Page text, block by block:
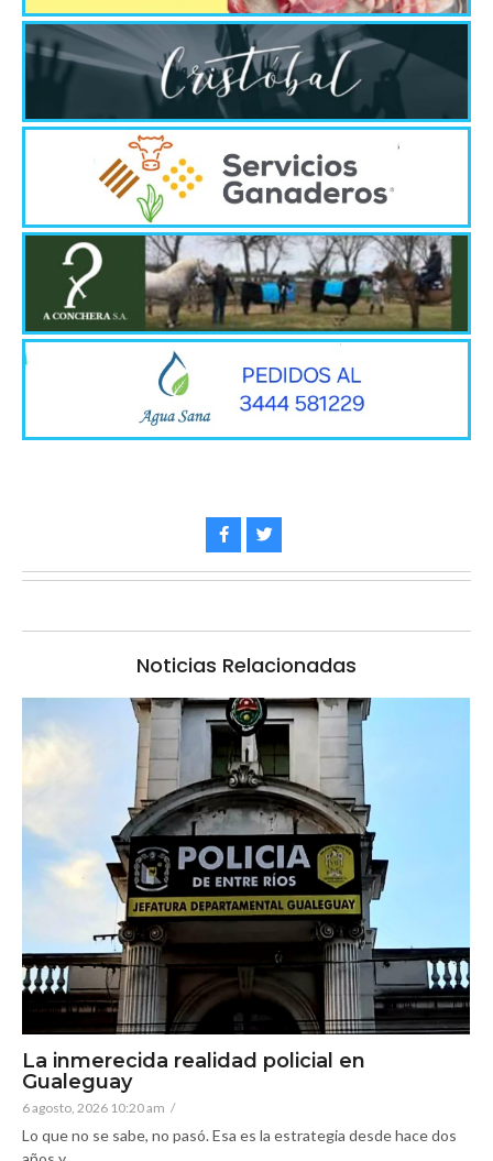
Noticias Relacionadas
La inmerecida realidad policial en
Gualeguay
6 agosto, 2026 10:20 am /
Lo que no se sabe, no pasó. Esa es la estrategia desde hace dos